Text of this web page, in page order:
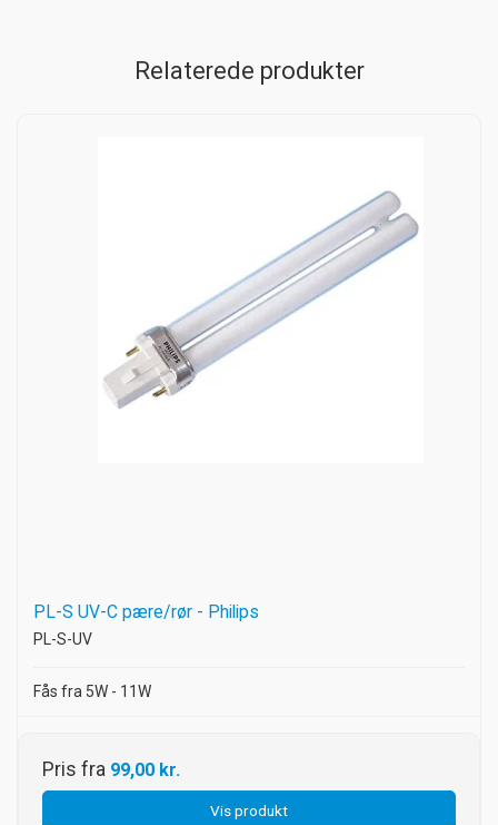
Relaterede produkter
PL-S UV-C pære/rør - Philips
PL-S-UV
Fås fra 5W - 11W
Pris fra 99,00 kr.
Vis produkt